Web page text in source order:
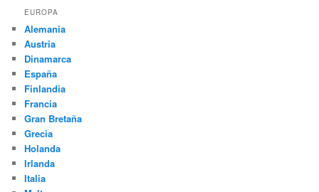
EUROPA
Alemania
Austria
Dinamarca
España
Finlandia
Francia
Gran Bretaña
Grecia
Holanda
Irlanda
Italia